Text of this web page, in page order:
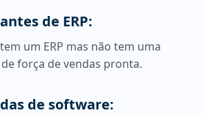
de ERP:
um ERP mas não tem uma
força de vendas pronta.
de software: